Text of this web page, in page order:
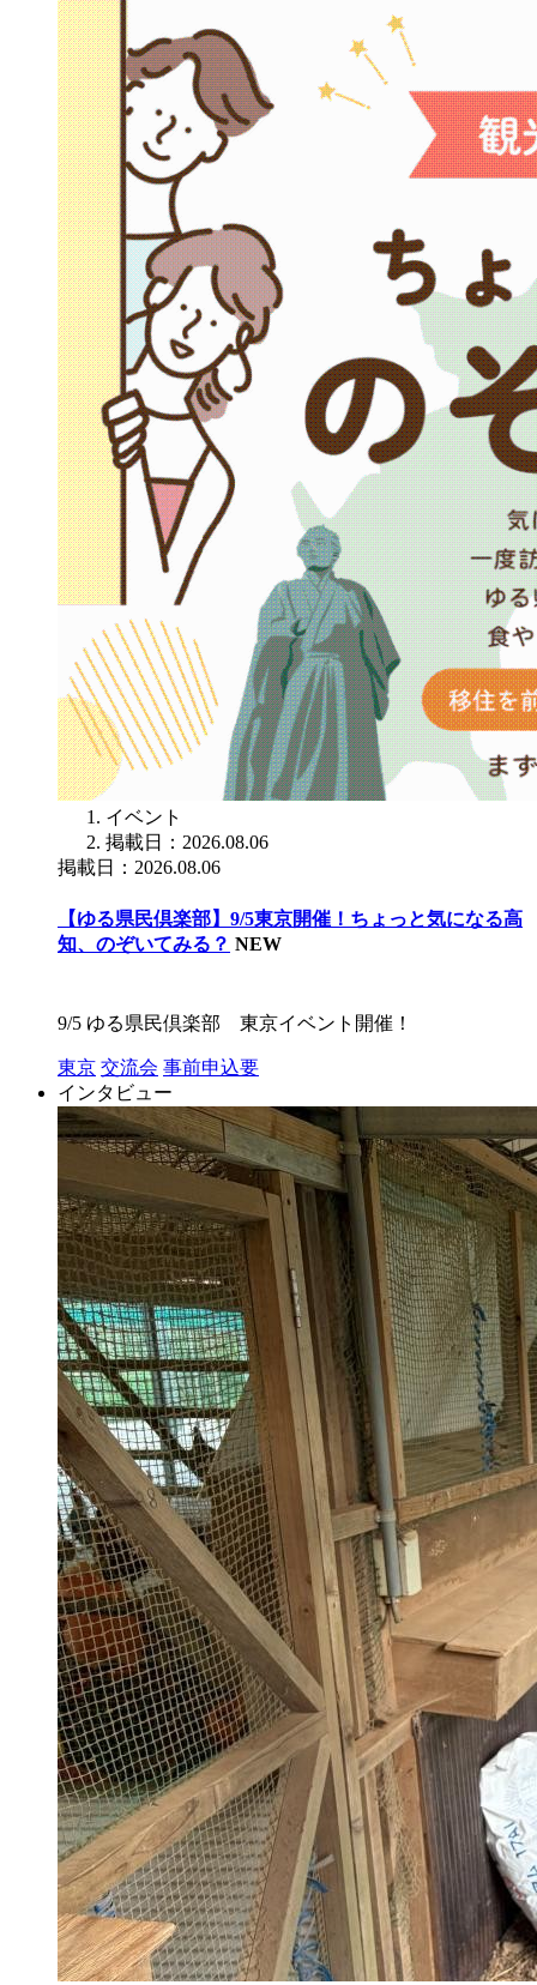
イベント
掲載日：2026.08.06
掲載日：2026.08.06
【ゆる県民倶楽部】9/5東京開催！ちょっと気になる高
知、のぞいてみる？ NEW
9/5 ゆる県民倶楽部 東京イベント開催！
東京 交流会 事前申込要
インタビュー